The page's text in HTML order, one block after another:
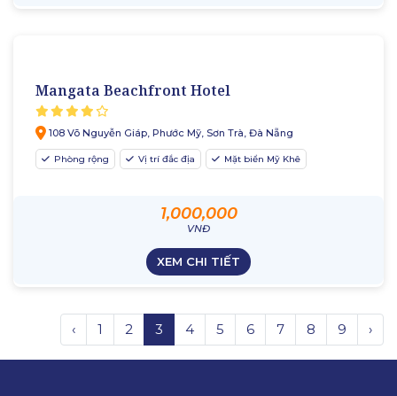
Mangata Beachfront Hotel
108 Võ Nguyễn Giáp, Phước Mỹ, Sơn Trà, Đà Nẵng
Phòng rộng Vị trí đắc địa Mặt biển Mỹ Khê
1,000,000
VNĐ
XEM CHI TIẾT
‹ 1 2 3 4 5 6 7 8 9 ›